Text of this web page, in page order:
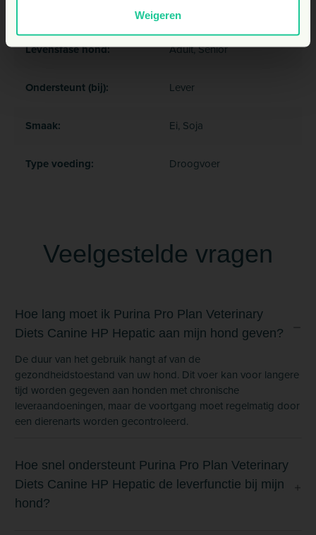
Weigeren
Hond
Levensfase hond: Adult, Senior
Ondersteunt (bij): Lever
Smaak: Ei, Soja
Type voeding: Droogvoer
Veelgestelde vragen
Hoe lang moet ik Purina Pro Plan Veterinary
Diets Canine HP Hepatic aan mijn hond geven?
De duur van het gebruik hangt af van de
gezondheidstoestand van uw hond. Dit voer kan voor langere
tijd worden gegeven aan honden met chronische
leveraandoeningen, maar de voortgang moet regelmatig door
een dierenarts worden gecontroleerd.
Hoe snel ondersteunt Purina Pro Plan Veterinary
Diets Canine HP Hepatic de leverfunctie bij mijn
hond?